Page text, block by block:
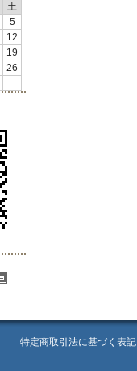
土
5
12
19
26
特定商取引法に基づく表記